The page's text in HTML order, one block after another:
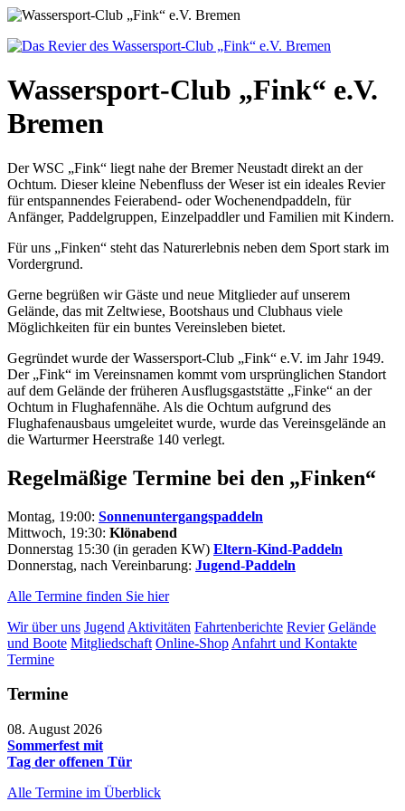
Wassersport-Club „Fink“ e.V.
Bremen
Der WSC „Fink“ liegt nahe der Bremer Neustadt direkt an der
Ochtum. Dieser kleine Nebenfluss der Weser ist ein ideales Revier
für entspannendes Feierabend- oder Wochenendpaddeln, für
Anfänger, Paddelgruppen, Einzelpaddler und Familien mit Kindern.
Für uns „Finken“ steht das Naturerlebnis neben dem Sport stark im
Vordergrund.
Gerne begrüßen wir Gäste und neue Mitglieder auf unserem
Gelände, das mit Zeltwiese, Bootshaus und Clubhaus viele
Möglichkeiten für ein buntes Vereinsleben bietet.
Gegründet wurde der Wassersport-Club „Fink“ e.V. im Jahr 1949.
Der „Fink“ im Vereinsnamen kommt vom ursprünglichen Standort
auf dem Gelände der früheren Ausflugsgaststätte „Finke“ an der
Ochtum in Flughafennähe. Als die Ochtum aufgrund des
Flughafenausbaus umgeleitet wurde, wurde das Vereinsgelände an
die Warturmer Heerstraße 140 verlegt.
Regelmäßige Termine bei den „Finken“
Montag, 19:00: Sonnenuntergangspaddeln
Mittwoch, 19:30: Klönabend
Donnerstag 15:30 (in geraden KW) Eltern-Kind-Paddeln
Donnerstag, nach Vereinbarung: Jugend-Paddeln
Alle Termine finden Sie hier
Wir über uns Jugend Aktivitäten Fahrtenberichte Revier Gelände
und Boote Mitgliedschaft Online-Shop Anfahrt und Kontakte
Termine
Termine
08. August 2026
Sommerfest mit
Tag der offenen Tür
Alle Termine im Überblick